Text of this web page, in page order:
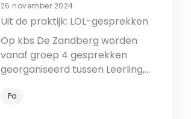
26 november 2024
Uit de praktijk: LOL-gesprekken
Op kbs De Zandberg worden
vanaf groep 4 gesprekken
georganiseerd tussen Leerling,
Po